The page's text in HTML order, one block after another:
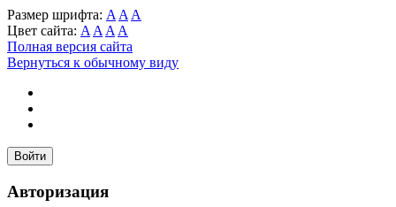
Размер шрифта: A A A
Цвет сайта: A A A A
Полная версия сайта
Вернуться к обычному виду
Войти
Авторизация